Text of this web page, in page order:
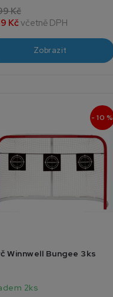
Kč
Kčvčetně DPH
Zobrazit
- 10 %
Winnwell Bungee 3ks
2ks